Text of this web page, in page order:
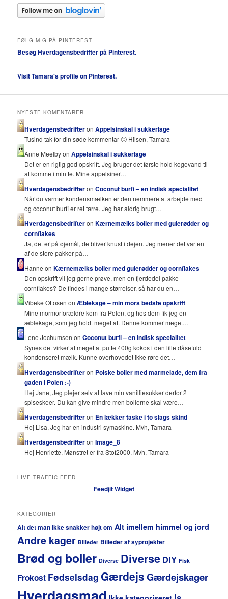
FØLG MIG PÅ PINTEREST
Besøg Hverdagensbedrifter på Pinterest.
Visit Tamara's profile on Pinterest.
NYESTE KOMENTARER
HverdagensbedrifteronAppelsinskal i sukkerlage
Tusind tak for din søde kommentar 🙂 Hilsen, Tamara
Anne Meelby onAppelsinskal i sukkerlage
Det er en rigtig god opskrift. Jeg bruger det første hold kogevand til
at komme i min te. Mine appelsiner…
HverdagensbedrifteronCoconut burfi – en indisk specialitet
Når du varmer kondensmælken er den nemmere at arbejde med
og coconut burfi er ret tørre. Jeg har aldrig brugt…
HverdagensbedrifteronKærnemælks boller med gulerødder og
cornflakes
Ja, det er på øjemål, de bliver knust i dejen. Jeg mener det var en
af de store pakker på…
Hanne onKærnemælks boller med gulerødder og cornflakes
Den opskrift vil jeg gerne prøve, men en fjerdedel pakke
cornflakes? De findes i mange størrelser, så har du en…
Vibeke Ottosen onÆblekage – min mors bedste opskrift
Mine mormorforældre kom fra Polen, og hos dem fik jeg en
æblekage, som jeg holdt meget af. Denne kommer meget…
Lene Jochumsen onCoconut burfi – en indisk specialitet
Synes det virker af meget at putte 400g kokos i den lille dåsefuld
kondenseret mælk. Kunne overhovedet ikke røre det…
Hverdagensbedrifteron Polske boller med marmelade, dem fra
gaden i Polen :-)
Hej Jane, Jeg plejer selv at lave min vanilliesukker derfor 2
spiseskeer. Du kan give mindre men bollerne skal være…
Hverdagensbedrifteron En lækker taske i to slags skind
Hej Lisa, Jeg har en industri symaskine. Mvh, Tamara
HverdagensbedrifteronImage_8
Hej Henriette, Mønstret er fra Stof2000. Mvh, Tamara
LIVE TRAFFIC FEED
Feedjit Widget
KATEGORIER
Alt det man ikke snakker højt om Alt imellem himmel og jord
Andre kager Billeder Billeder af syprojekter
Brød og boller Diverse Diverse DIY Fisk
Frokost Fødselsdag GærdejsGærdejskager